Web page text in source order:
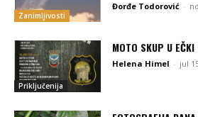
Zanimljivosti
Đorđe Todorović -
Priključenija
MOTO SKUP U EČKI
Helena Himel - jul